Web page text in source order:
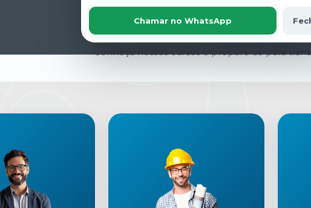
Chamar no WhatsApp
Graduação
Conheça nossos cursos e prepare-se para